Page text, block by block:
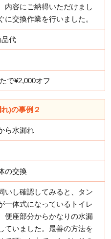
内容にご納得いただけまし
に交換作業を行いました。
品代
で¥2,000オフ
)の事例２
ら水漏れ
の交換
いし確認してみると、タン
一体式になっているトイレ
便座部分からかなりの水漏
ていました。最善の方法を